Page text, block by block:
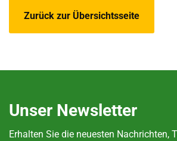
Zurück zur Übersichtsseite
Unser Newsletter
Erhalten Sie die neuesten Nachrichten,